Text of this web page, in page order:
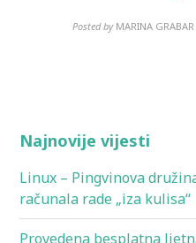
Posted by MARINA
Najnovije vijesti
Linux – Pingvinova
računala rade „iza kulisa“
Provedena besplatna